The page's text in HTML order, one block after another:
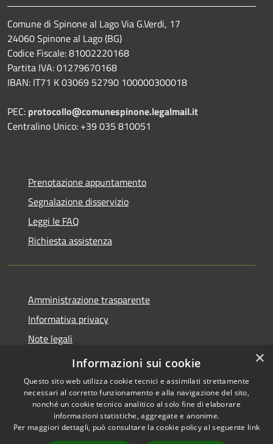
Comune di Spinone al Lago Via G.Verdi, 17
24060 Spinone al Lago (BG)
Codice Fiscale: 81002220168
Partita IVA: 01279670168
IBAN: IT71 K 03069 52790 100000300018
PEC: protocollo@comunespinone.legalmail.it
Centralino Unico: +39 035 810051
Prenotazione appuntamento
Segnalazione disservizio
Leggi le FAQ
Richiesta assistenza
Amministrazione trasparente
Informativa privacy
Note legali
Dichiarazione di accessibilità
Accessibilità
Copyright © 2026 • Comune di
Spinone al Lago • Powered by
×
Informazioni sui cookie
Questo sito web utilizza cookie tecnici e assimilati strettamente
necessari al corretto funzionamento e alla navigazione del sito,
nonché un cookie tecnico analitico al solo fine di elaborare
informazioni statistiche, aggregate e anonime.
Per maggiori dettagli, può consultare la cookie policy al seguente link